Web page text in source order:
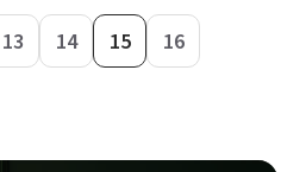
13 14 15 16